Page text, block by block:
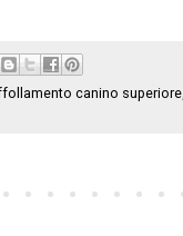
canino superiore